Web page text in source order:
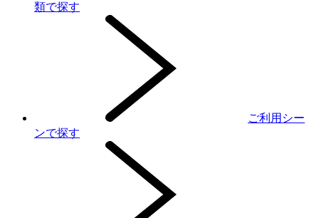
類で探す
ご利用シー
ンで探す